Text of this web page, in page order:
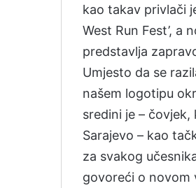
kao takav privlači
West Run Fest’, a
predstavlja
Umjesto da se
našem logotipu
sredini je –
Sarajevo – kao
za svakog
govoreći o novom